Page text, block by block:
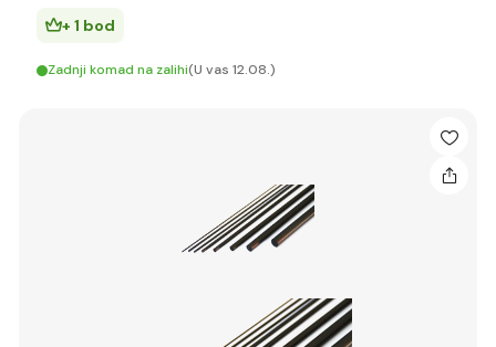
+ 1 bod
Zadnji komad na zalihi(U vas 12.08.)